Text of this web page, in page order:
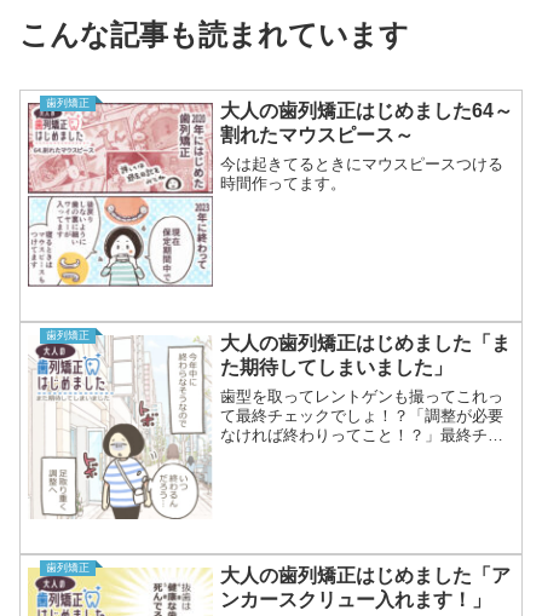
こんな記事も読まれています
歯列矯正
大人の歯列矯正はじめました64～
割れたマウスピース～
今は起きてるときにマウスピースつける
時間作ってます。
歯列矯正
大人の歯列矯正はじめました「ま
た期待してしまいました」
歯型を取ってレントゲンも撮ってこれっ
て最終チェックでしょ！？「調整が必要
なければ終わりってこと！？」最終チェ
歯列矯正
大人の歯列矯正はじめました「ア
ンカースクリュー入れます！」